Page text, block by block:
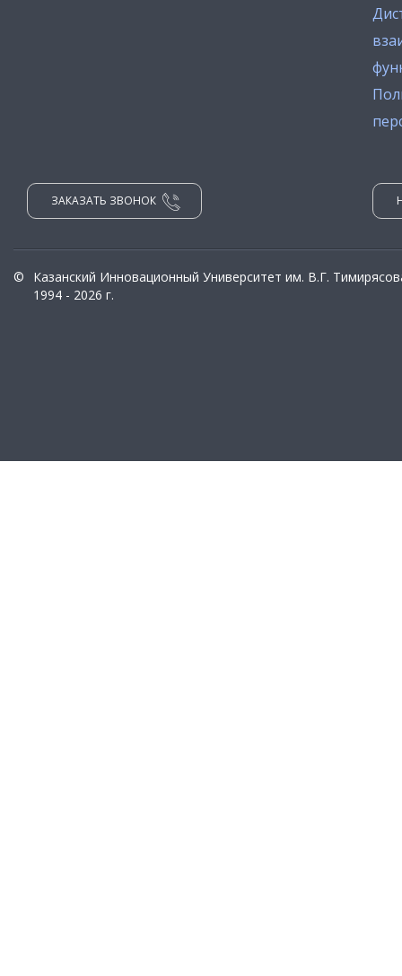
ЗАКАЗАТЬ ЗВОНОК
©
Казанский Инновационный Университет им. В.Г.
1994 - 2026 г.